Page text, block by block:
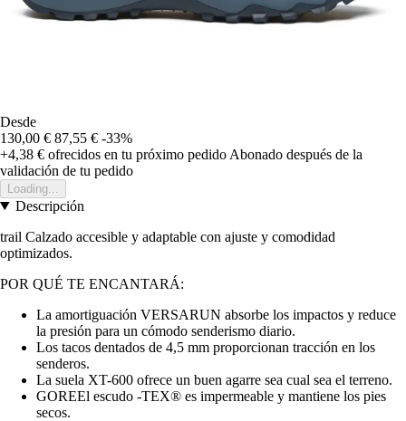
Desde
130,00 € 87,55 € -33%
+4,38 € ofrecidos en tu próximo pedido Abonado después de la
validación de tu pedido
Loading...
Descripción
trail Calzado accesible y adaptable con ajuste y comodidad
optimizados.
POR QUÉ TE ENCANTARÁ:
La amortiguación VERSARUN absorbe los impactos y reduce
la presión para un cómodo senderismo diario.
Los tacos dentados de 4,5 mm proporcionan tracción en los
senderos.
La suela XT-600 ofrece un buen agarre sea cual sea el terreno.
GOREEl escudo -TEX® es impermeable y mantiene los pies
secos.